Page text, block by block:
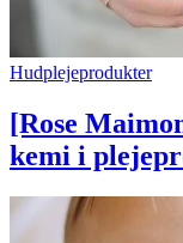
Hudplejeprodukter
[Rose
kemi i